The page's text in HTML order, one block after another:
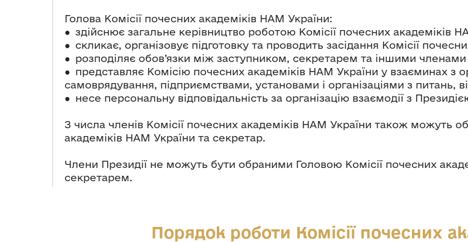
Голова Комісії почесних академіків НАМ України:
● здійснює загальне керівництво роботою Комісії почесних академіків
● скликає, організовує підготовку та проводить засідання Комісії
● розподіляє обов’язки між заступником, секретарем та іншими членами
● представляє Комісію почесних академіків НАМ України у взаєминах з
самоврядування, підприємствами, установами і організаціями з питань,
● несе персональну відповідальність за організацію взаємодії з
З числа членів Комісії почесних академіків НАМ України також можуть
академіків НАМ України та секретар.
Члени Президії не можуть бути обраними Головою Комісії почесних
секретарем.
Порядок роботи Комісії почесних